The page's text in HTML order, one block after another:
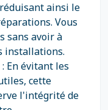
ainsi le
Vous
sans avoir à
installations.
: En évitant les
cette
l'intégrité de